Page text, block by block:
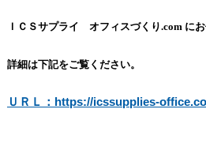
ＩＣＳサプライ オフィスづくり.com に
詳細は下記をご覧ください。
ＵＲＬ：https://icssupplies-